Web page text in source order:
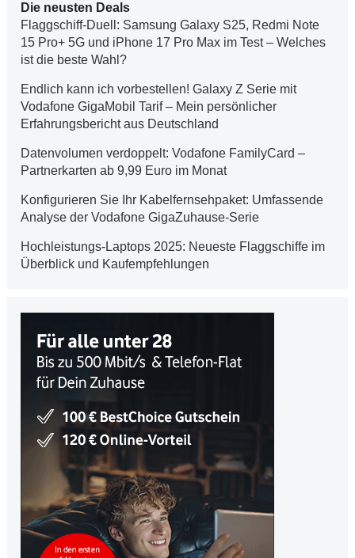
Die neusten Deals
Flaggschiff-Duell: Samsung Galaxy S25, Redmi Note
15 Pro+ 5G und iPhone 17 Pro Max im Test – Welches
ist die beste Wahl?
Endlich kann ich vorbestellen! Galaxy Z Serie mit
Vodafone GigaMobil Tarif – Mein persönlicher
Erfahrungsbericht aus Deutschland
Datenvolumen verdoppelt: Vodafone FamilyCard –
Partnerkarten ab 9,99 Euro im Monat
Konfigurieren Sie Ihr Kabelfernsehpaket: Umfassende
Analyse der Vodafone GigaZuhause-Serie
Hochleistungs-Laptops 2025: Neueste Flaggschiffe im
Überblick und Kaufempfehlungen